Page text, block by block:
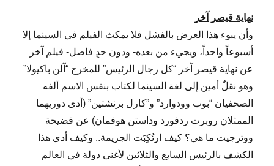
نهاية قيصر آخر
وأن يبوء هذا العرض بالفشل فلا يمكث الفيلم في السينما إلا
أسبوعاً واحداً، ويجيء من بعده- ودون حدٍ فاصل- فيلم آخر
عن نهاية قيصر آخر “كل رجال الرئيس” للمخرج “آلن باكيولا”
وهو نقلٌ أمين إلى لغة السينما لكتاب بنفس الاسم ألفه
الصحفيان “بوب وودوارد” و”كارل برنشتين” (أدى دوريهما
الممثلان روبرت ردفورد وداستن هوفمان) عن فضيحة
ووترجيت ما هي؟ كيف ارتُكِبَت الجريمة.. وكيف أدى هذا
الكشف بالرئيس السابع والثلاثين لأغنى دولة في العالم